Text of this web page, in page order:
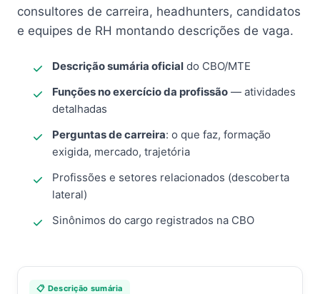
consultores de carreira, headhunters, candidatos
e equipes de RH montando descrições de vaga.
Descrição sumária oficial do CBO/MTE
Funções no exercício da profissão — atividades
detalhadas
Perguntas de carreira: o que faz, formação
exigida, mercado, trajetória
Profissões e setores relacionados (descoberta
lateral)
Sinônimos do cargo registrados na CBO
📋 Descrição sumária